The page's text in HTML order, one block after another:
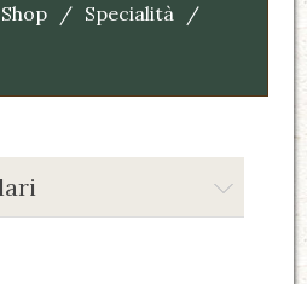
Shop / Specialità /